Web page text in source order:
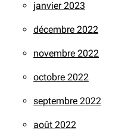
janvier 2023
décembre 2022
novembre 2022
octobre 2022
septembre 2022
août 2022